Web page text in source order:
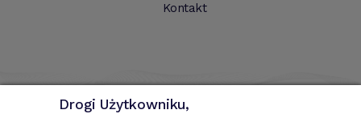
Kontakt
Drogi Użytkowniku,